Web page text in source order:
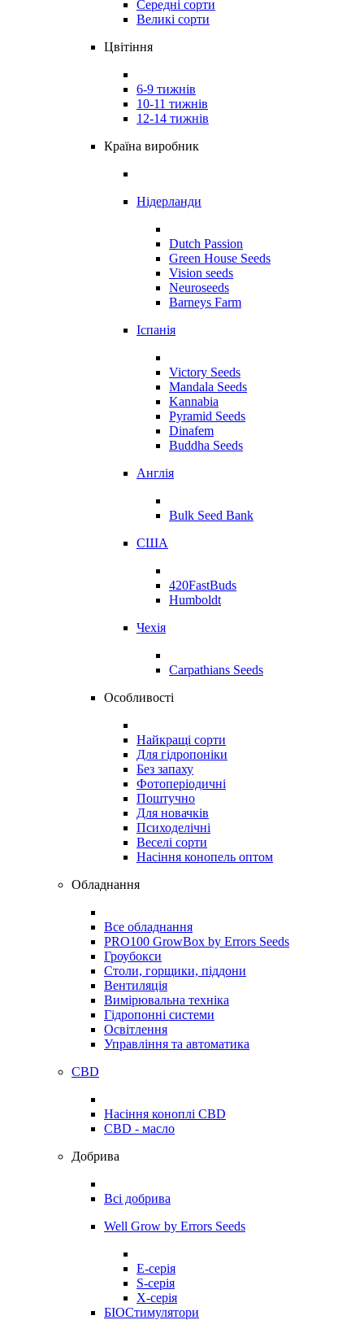
Середні сорти
Великі сорти
Цвітіння
6-9 тижнів
10-11 тижнів
12-14 тижнів
Країна виробник
Нідерланди
Dutch Passion
Green House Seeds
Vision seeds
Neuroseeds
Barneys Farm
Іспанія
Victory Seeds
Mandala Seeds
Kannabia
Pyramid Seeds
Dinafem
Buddha Seeds
Англія
Bulk Seed Bank
США
420FastBuds
Humboldt
Чехія
Carpathians Seeds
Особливості
Найкращі сорти
Для гідропоніки
Без запаху
Фотоперіодичні
Поштучно
Для новачків
Психоделічні
Веселі сорти
Насіння конопель оптом
Обладнання
Все обладнання
PRO100 GrowBox by Errors Seeds
Гроубокси
Столи, горщики, піддони
Вентиляція
Вимірювальна техніка
Гідропонні системи
Освітлення
Управління та автоматика
CBD
Насіння коноплі CBD
CBD - масло
Добрива
Всі добрива
Well Grow by Errors Seeds
E-серія
S-серія
X-серія
БІОСтимулятори